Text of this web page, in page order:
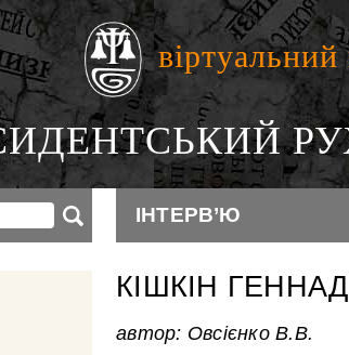
ІНТЕРВ’Ю
КІШКІН
автор: Овсієнко В.В.